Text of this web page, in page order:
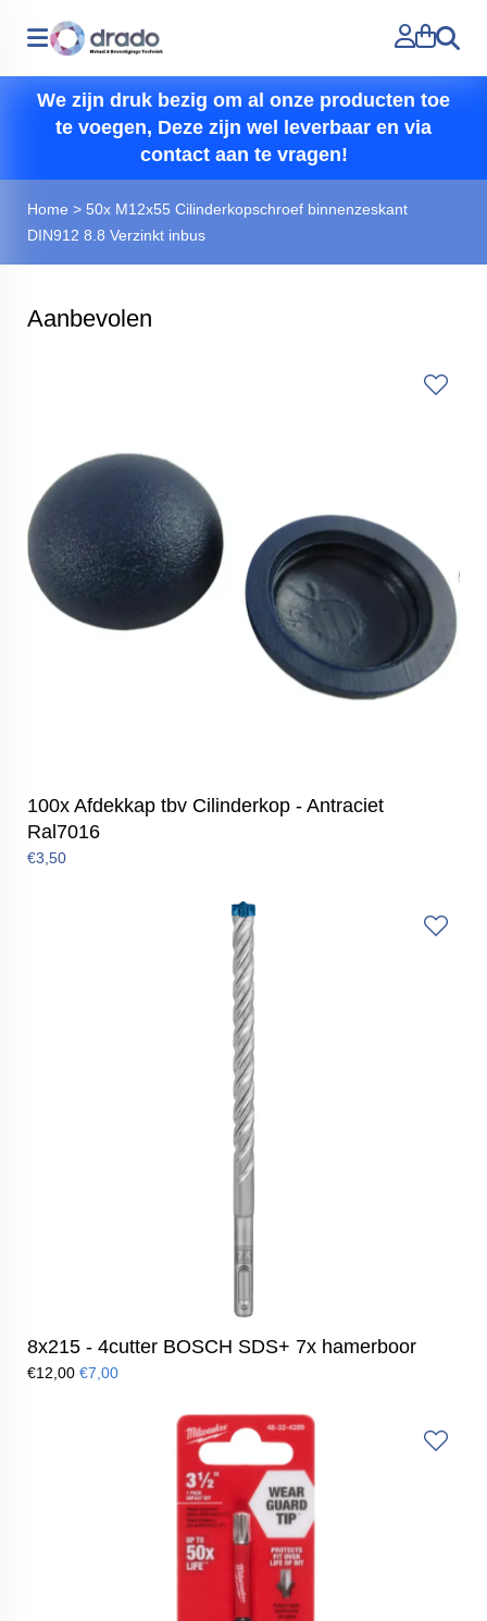
Zoeken
We zijn druk bezig om al onze producten toe
te voegen, Deze zijn wel leverbaar en via
contact aan te vragen!
Home > 50x M12x55 Cilinderkopschroef binnenzeskant
DIN912 8.8 Verzinkt inbus
Aanbevolen
100x Afdekkap tbv Cilinderkop - Antraciet
Ral7016
€3,50
8x215 - 4cutter BOSCH SDS+ 7x hamerboor
€12,00 €7,00